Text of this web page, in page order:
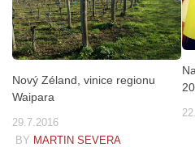
Nový Zéland, vinice regionu
Waipara
29.7.2016
BY MARTIN SEVERA